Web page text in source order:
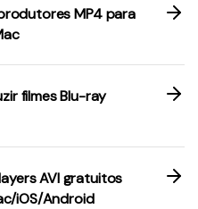
MP4 para
filmes Blu-ray
AVI gratuitos
iOS/Android